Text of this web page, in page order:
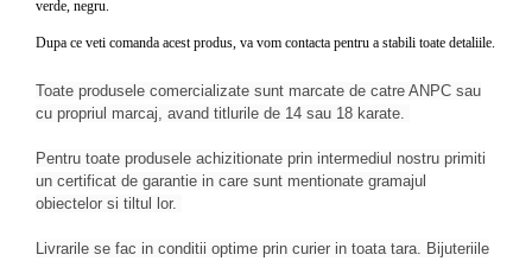
verde, negru.
Dupa ce veti comanda acest produs, va vom contacta pentru a stabili toate detaliile.
Toate produsele comercializate sunt marcate de catre ANPC sau
cu propriul marcaj, avand titlurile de 14 sau 18 karate.
Pentru toate produsele achizitionate prin intermediul nostru primiti
un certificat de garantie in care sunt mentionate gramajul
obiectelor si tiltul lor.
Livrarile se fac in conditii optime prin curier in toata tara. Bijuteriile